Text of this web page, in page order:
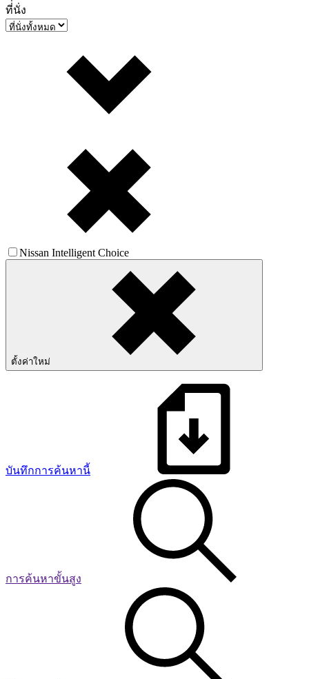
ที่่นั่ง
Nissan Intelligent Choice
ตั้งค่าใหม่
บันทึกการค้นหานี้
การค้นหาขั้นสูง